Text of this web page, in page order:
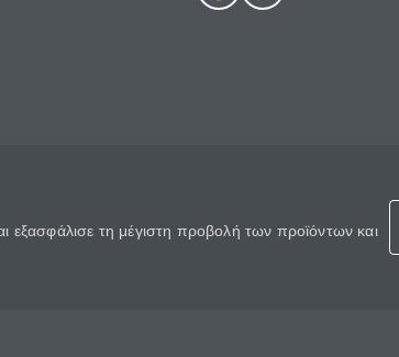
εξασφάλισε τη μέγιστη προβολή των προϊόντων και